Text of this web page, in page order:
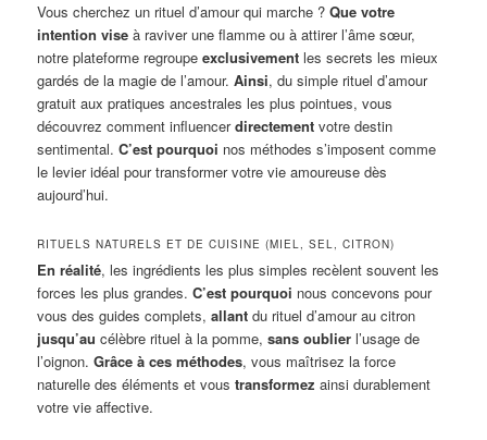
Vous cherchez un rituel d’amour qui marche ?Que votre
intention vise à raviver une flamme ou à attirer l’âme sœur,
notre plateforme regroupeexclusivement les secrets les mieux
gardés de la magie de l’amour.Ainsi, du simple rituel d’amour
gratuit aux pratiques ancestrales les plus pointues, vous
découvrez comment influencerdirectement votre destin
sentimental.C’est pourquoi nos méthodes s’imposent comme
le levier idéal pour transformer votre vie amoureuse dès
aujourd’hui.
RITUELS NATURELS ET DE CUISINE (MIEL, SEL, CITRON)
En réalité, les ingrédients les plus simples recèlent souvent les
forces les plus grandes.C’est pourquoi nous concevons pour
vous des guides complets,allant du rituel d’amour au citron
jusqu’au célèbre rituel à la pomme,sans oublier l’usage de
l’oignon.Grâce à ces méthodes, vous maîtrisez la force
naturelle des éléments et voustransformez ainsi durablement
votre vie affective.